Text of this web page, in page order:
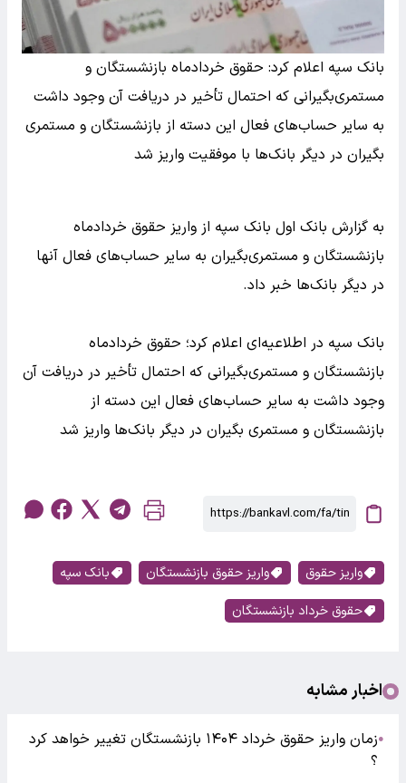
بانک سپه اعلام کرد: حقوق خردادماه بازنشستگان و
مستمری‌بگیرانی که احتمال تأخیر در دریافت آن وجود داشت
به سایر حساب‌های فعال این دسته از بازنشستگان و مستمری
بگیران در دیگر بانک‌ها با موفقیت واریز شد
به گزارش بانک اول بانک سپه از واریز حقوق خردادماه
بازنشستگان و مستمری‌بگیران به سایر حساب‌های فعال آنها
در دیگر بانک‌ها خبر داد.
بانک سپه در اطلاعیه‌ای اعلام کرد؛ حقوق خردادماه
بازنشستگان و مستمری‌بگیرانی که احتمال تأخیر در دریافت آن
وجود داشت به سایر حساب‌های فعال این دسته از
بازنشستگان و مستمری بگیران در دیگر بانک‌ها واریز شد
واریز حقوق واریز حقوق بازنشستگان
بانک سپه
حقوق خرداد بازنشستگان
اخبار مشابه
●
زمان واریز حقوق خرداد ۱۴۰۴ بازنشستگان تغییر خواهد کرد
؟